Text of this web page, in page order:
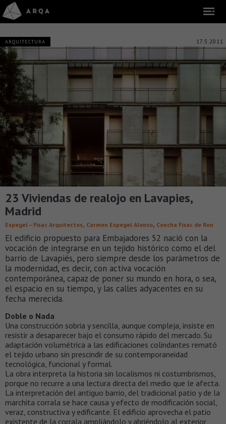
ARQUITECTURA 17.5.2011
23 Viviendas de realojo en Lavapies,
Madrid
Espegel – Fisac Arquitectos, Carmen Espegel Alonso, Concha Fisac de Ron
El edificio propuesto para Embajadores 52 nació con la
vocación de integrarse en un tejido histórico como el del
barrio de Lavapiés, pero siempre desde los parámetros de
la modernidad, es decir, con activa vocación
contemporánea, capaz de poner su mundo en hora, o sea,
el espacio en su tiempo, y las calles adyacentes en su
fecha merecida.
Doble o Nada
Una construcción sobria y sencilla, aunque compleja, insiste en
resistir a desaparecer bajo el consumo rápido del mercado. Su
adaptación volumétrica a las edificaciones colindantes remató
el tejido urbano sin prescindir de su contemporaneidad
tecnológica, funcional y formal.
La obra interpreta la historia sin localismos ni costumbrismos,
porque no recurre a una lectura directa del medio que le afecta.
La interpretación del antiguo barrio, del tradicional patio y de la
marchita corrala se hace causa y efecto de modificación social,
veraz, constructiva y edificante. El edificio aprovecha el patio
existente de la corrala ampliándolo y abriéndolo al exterior